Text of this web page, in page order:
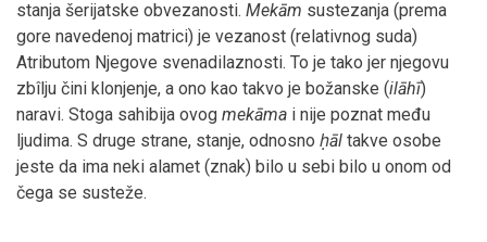
stanja šerijatske obvezanosti. Mekām sustezanja (prema
gore navedenoj matrici) je vezanost (relativnog suda)
Atributom Njegove svenadilaznosti. To je tako jer njegovu
zbîlju čini klonjenje, a ono kao takvo je božanske (ilāhī)
naravi. Stoga sahibija ovog mekāma i nije poznat među
ljudima. S druge strane, stanje, odnosno ḥāl takve osobe
jeste da ima neki alamet (znak) bilo u sebi bilo u onom od
čega se susteže.